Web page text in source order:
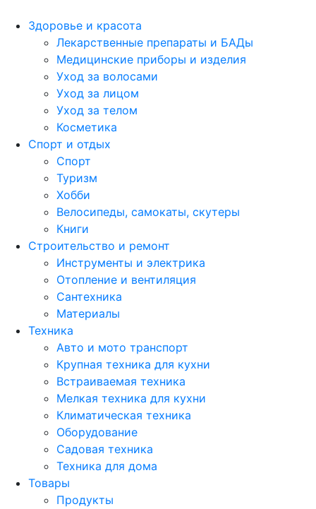
Здоровье и красота
Лекарственные препараты и БАДы
Медицинские приборы и изделия
Уход за волосами
Уход за лицом
Уход за телом
Косметика
Спорт и отдых
Спорт
Туризм
Хобби
Велосипеды, самокаты, скутеры
Книги
Строительство и ремонт
Инструменты и электрика
Отопление и вентиляция
Сантехника
Материалы
Техника
Авто и мото транспорт
Крупная техника для кухни
Встраиваемая техника
Мелкая техника для кухни
Климатическая техника
Оборудование
Садовая техника
Техника для дома
Товары
Продукты